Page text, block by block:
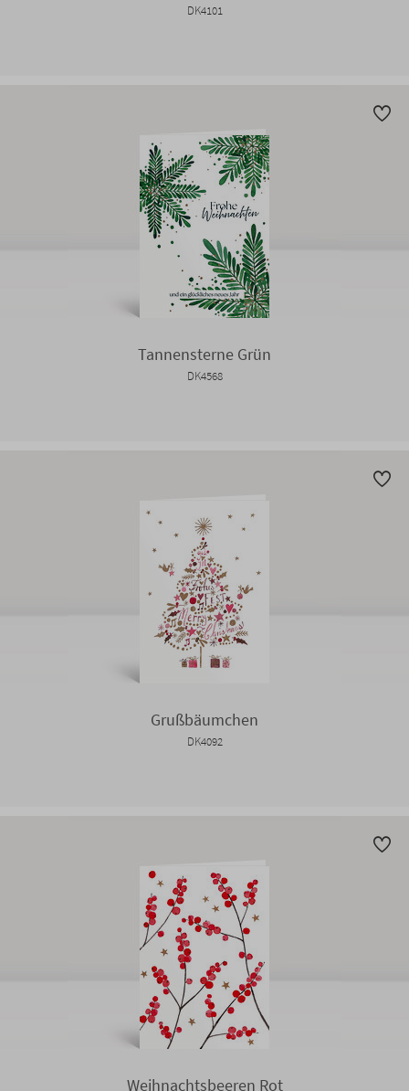
DK4101
Tannensterne Grün
DK4568
Grußbäumchen
DK4092
Weihnachtsbeeren Rot